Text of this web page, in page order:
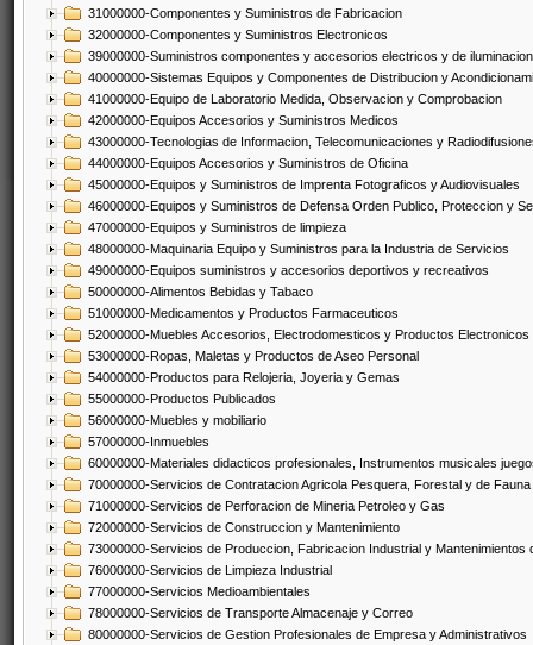
31000000-Componentes y Suministros de Fabricacion
32000000-Componentes y Suministros Electronicos
39000000-Suministros componentes y accesorios electricos y de iluminacion
40000000-Sistemas Equipos y Componentes de Distribucion y
41000000-Equipo de Laboratorio Medida, Observacion y Comprobacion
42000000-Equipos Accesorios y Suministros Medicos
43000000-Tecnologias de Informacion, Telecomunicaciones y
44000000-Equipos Accesorios y Suministros de Oficina
45000000-Equipos y Suministros de Imprenta Fotograficos y Audiovisuales
46000000-Equipos y Suministros de Defensa Orden Publico, Proteccion y
47000000-Equipos y Suministros de limpieza
48000000-Maquinaria Equipo y Suministros para la Industria de Servicios
49000000-Equipos suministros y accesorios deportivos y recreativos
50000000-Alimentos Bebidas y Tabaco
51000000-Medicamentos y Productos Farmaceuticos
52000000-Muebles Accesorios, Electrodomesticos y Productos Electronicos
53000000-Ropas, Maletas y Productos de Aseo Personal
54000000-Productos para Relojeria, Joyeria y Gemas
55000000-Productos Publicados
56000000-Muebles y mobiliario
57000000-Inmuebles
60000000-Materiales didacticos profesionales, Instrumentos musicales
70000000-Servicios de Contratacion Agricola Pesquera, Forestal y de Fauna
71000000-Servicios de Perforacion de Mineria Petroleo y Gas
72000000-Servicios de Construccion y Mantenimiento
73000000-Servicios de Produccion, Fabricacion Industrial y Mantenimientos
76000000-Servicios de Limpieza Industrial
77000000-Servicios Medioambientales
78000000-Servicios de Transporte Almacenaje y Correo
80000000-Servicios de Gestion Profesionales de Empresa y Administrativos